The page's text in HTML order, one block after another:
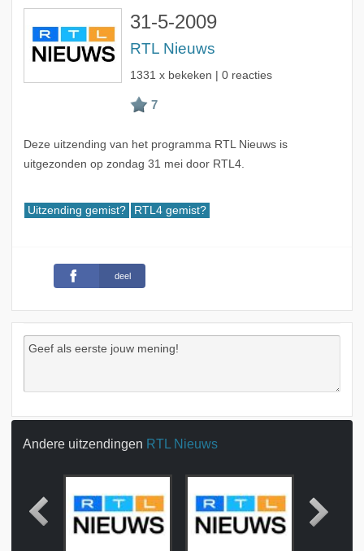
31-5-2009
RTL Nieuws
1331 x bekeken | 0 reacties
Deze uitzending van het programma RTL Nieuws is
uitgezonden op zondag 31 mei door RTL4.
Uitzending gemist? RTL4 gemist?
deel
Andere uitzendingen RTL Nieuws